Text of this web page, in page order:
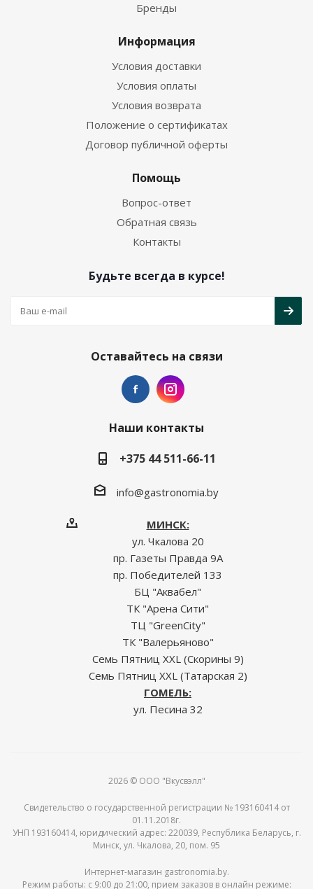
Бренды
Информация
Условия доставки
Условия оплаты
Условия возврата
Положение о сертификатах
Договор публичной оферты
Помощь
Вопрос-ответ
Обратная связь
Контакты
Будьте всегда в курсе!
Оставайтесь на связи
Наши контакты
+375 44 511-66-11
info@gastronomia.by
МИНСК:
ул. Чкалова 20
пр. Газеты Правда 9А
пр. Победителей 133
БЦ "Аквабел"
ТК "Арена Сити"
ТЦ "GreenCity"
ТК "Валерьяново"
Семь Пятниц XXL (Скорины 9)
Семь Пятниц XXL (Татарская 2)
ГОМЕЛЬ:
ул. Песина 32
2026 © ООО "Вкусвэлл"
Свидетельство о государственной регистрации № 193160414 от
01.11.2018г.
УНП 193160414, юридический адрес: 220039, Республика Беларусь, г.
Минск, ул. Чкалова, 20, пом. 95
Интернет-магазин gastronomia.by.
Режим работы: c 9:00 до 21:00, прием заказов в онлайн режиме: